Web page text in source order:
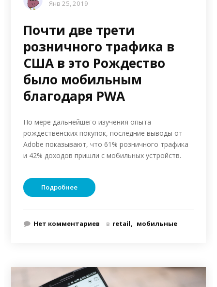
Янв 25, 2019
Почти две трети
розничного трафика в
США в это Рождество
было мобильным
благодаря PWA
По мере дальнейшего изучения опыта
рождественских покупок, последние выводы от
Adobe показывают, что 61% розничного трафика
и 42% доходов пришли с мобильных устройств.
Подробнее
Нет комментариев в retail мобильные